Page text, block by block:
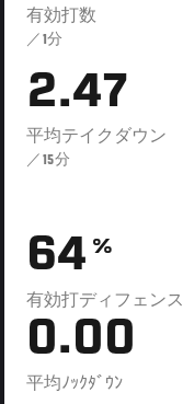
有効打数
／1分
2.47
平均テイクダウン
／15分
64 %
有効打ディフェンス
0.00
平均ﾉｯｸﾀﾞｳﾝ